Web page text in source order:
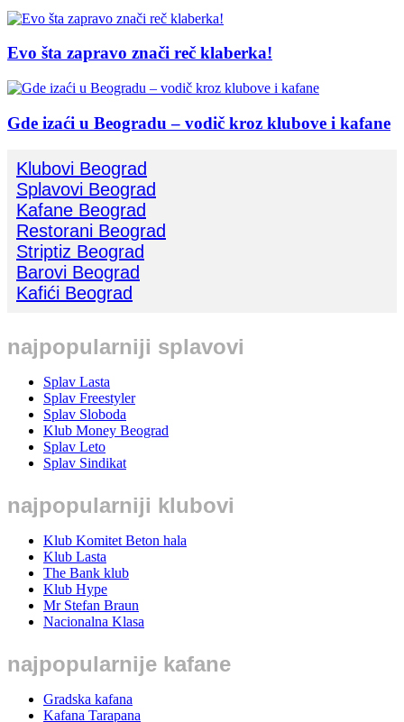
Evo šta zapravo znači reč klaberka!
Gde izaći u Beogradu – vodič kroz klubove i kafane
Klubovi Beograd
Splavovi Beograd
Kafane Beograd
Restorani Beograd
Striptiz Beograd
Barovi Beograd
Kafići Beograd
najpopularniji splavovi
Splav Lasta
Splav Freestyler
Splav Sloboda
Klub Money Beograd
Splav Leto
Splav Sindikat
najpopularniji klubovi
Klub Komitet Beton hala
Klub Lasta
The Bank klub
Klub Hype
Mr Stefan Braun
Nacionalna Klasa
najpopularnije kafane
Gradska kafana
Kafana Tarapana